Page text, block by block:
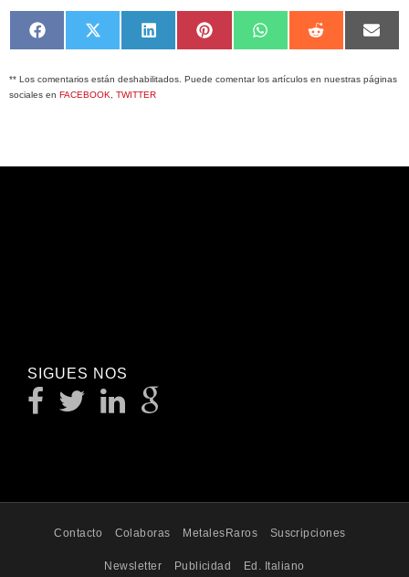
Compartir
en
Facebook
Compartir
en
X
(Twitter)
Compartir
en
LinkedIn
Compartir
en
Pinterest
Compartir
en
WhatsApp
Compartir
en
Reddit
en
** Los comentarios están deshabilitados. Puede comentar los artículos en nuestras páginas
sociales en FACEBOOK TWITTER
SIGUES NOS
Contacto Colaboras MetalesRaros Suscripciones
Newsletter Publicidad Ed. Italiano